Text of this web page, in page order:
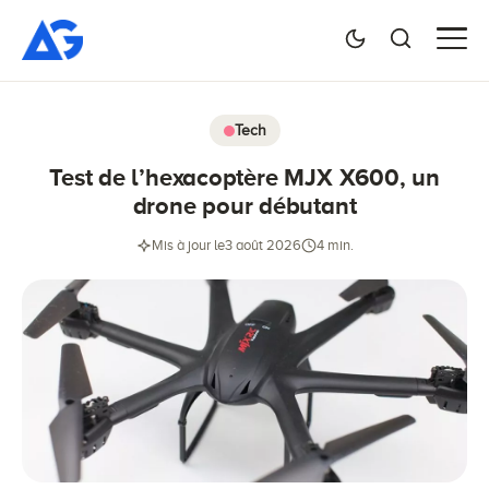
Tech
Test de l’hexacoptère MJX X600, un
drone pour débutant
Mis à jour le3 août 2026 4 min.